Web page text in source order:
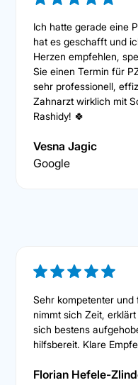
Ich hatte gerade eine
hat es geschafft und
Herzen empfehlen,
Sie einen Termin für
sehr professionell,
Zahnarzt wirklich mit
Rashidy! 🍀
Vesna Jagic
Google
Sehr kompetenter
nimmt sich Zeit,
sich bestens
hilfsbereit. Klare
Florian Hefele-